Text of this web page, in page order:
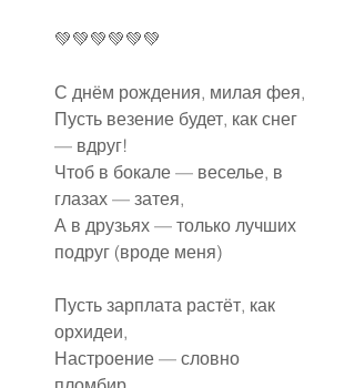
💚💚💚💚💚💚
С днём рождения, милая фея,
Пусть везение будет, как снег
— вдруг!
Чтоб в бокале — веселье, в
глазах — затея,
А в друзьях — только лучших
подруг (вроде меня)
Пусть зарплата растёт, как
орхидеи,
Настроение — словно